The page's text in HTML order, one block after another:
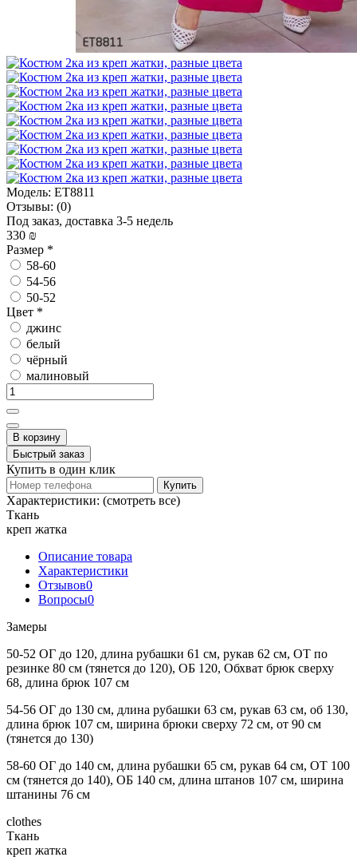
Модель: ET8811
Отзывы: (0)
Под заказ, доставка 3-5 недель
330 ₪
Размер *
58-60
54-56
50-52
Цвет *
джинс
белый
чёрный
малиновый
В корзину
Быстрый заказ
Купить в один клик
Купить
Характеристики: (смотреть все)
Ткань
креп жатка
Описание товара
Характеристики
Отзывов0
Вопросы0
Замеры
50-52 ОГ до 120, длина рубашки 61 см, рукав 62 см, ОТ по
резинке 80 см (тянется до 120), ОБ 120, Обхват брюк сверху
68, длина брюк 107 см
54-56 ОГ до 130 см, длина рубашки 63 см, рукав 63 см, об 130,
длина брюк 107 см, ширина брюки сверху 72 см, от 90 см
(тянется до 130)
58-60 ОГ до 140 см, длина рубашки 65 см, рукав 64 см, ОТ 100
см (тянется до 140), ОБ 140 см, длина штанов 107 см, ширина
штанины 76 см
clothes
Ткань
креп жатка